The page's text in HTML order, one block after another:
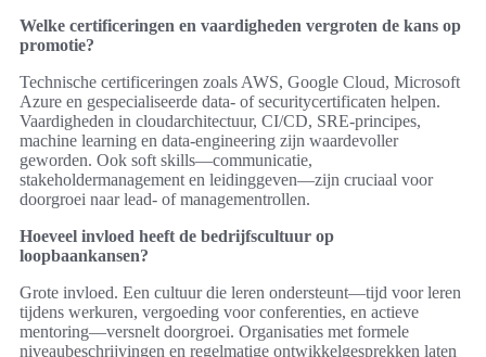
Welke certificeringen en vaardigheden vergroten de kans op
promotie?
Technische certificeringen zoals AWS, Google Cloud, Microsoft
Azure en gespecialiseerde data- of securitycertificaten helpen.
Vaardigheden in cloudarchitectuur, CI/CD, SRE-principes,
machine learning en data-engineering zijn waardevoller
geworden. Ook soft skills—communicatie,
stakeholdermanagement en leidinggeven—zijn cruciaal voor
doorgroei naar lead- of managementrollen.
Hoeveel invloed heeft de bedrijfscultuur op
loopbaankansen?
Grote invloed. Een cultuur die leren ondersteunt—tijd voor leren
tijdens werkuren, vergoeding voor conferenties, en actieve
mentoring—versnelt doorgroei. Organisaties met formele
niveaubeschrijvingen en regelmatige ontwikkelgesprekken laten